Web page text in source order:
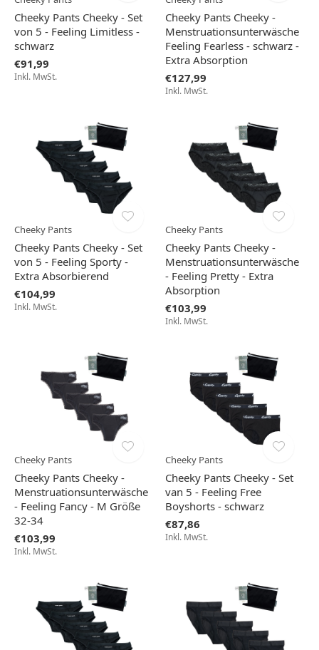
Cheeky Pants Cheeky - Set
von 5 - Feeling Limitless -
schwarz
€91,99
Inkl. MwSt.
Cheeky Pants Cheeky -
Menstruationsunterwäsche
Feeling Fearless - schwarz -
Extra Absorption
€127,99
Inkl. MwSt.
Cheeky Pants
Cheeky Pants Cheeky - Set
von 5 - Feeling Sporty -
Extra Absorbierend
€104,99
Inkl. MwSt.
Cheeky Pants
Cheeky Pants Cheeky -
Menstruationsunterwäsche
- Feeling Pretty - Extra
Absorption
€103,99
Inkl. MwSt.
Cheeky Pants
Cheeky Pants Cheeky -
Menstruationsunterwäsche
- Feeling Fancy - M Größe
32-34
€103,99
Inkl. MwSt.
Cheeky Pants
Cheeky Pants Cheeky - Set
van 5 - Feeling Free
Boyshorts - schwarz
€87,86
Inkl. MwSt.